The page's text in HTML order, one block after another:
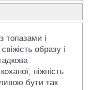
топазами і
образу і
ніжність
бути так